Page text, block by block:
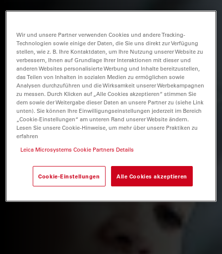
Wir und unsere Partner verwenden Cookies und andere Tracking-
Technologien sowie einige der Daten, die Sie uns direkt zur Verfügung
stellen, wie z. B. Ihre Kontaktdaten, um Ihre Nutzung unserer Website zu
verbessern, Ihnen auf Grundlage Ihrer Interaktionen mit dieser und
anderen Websites personalisierte Werbung und Inhalte bereitzustellen,
das Teilen von Inhalten in sozialen Medien zu ermöglichen sowie
Analysen durchzuführen und die Wirksamkeit unserer Werbekampagnen
zu messen. Durch Klicken auf „Alle Cookies akzeptieren“ stimmen Sie
dem sowie der Weitergabe dieser Daten an unsere Partner zu (siehe Link
unten). Sie können Ihre Einwilligungseinstellungen jederzeit im Bereich
„Cookie-Einstellungen“ am unteren Rand unserer Website ändern.
Lesen Sie unsere Cookie-Hinweise, um mehr über unsere Praktiken zu
erfahren
Leica Microsystems Cookie Partners Details
Cookie-Einstellungen Alle Cookies akzeptieren